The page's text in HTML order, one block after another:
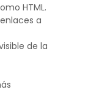
HTML.
a
de la